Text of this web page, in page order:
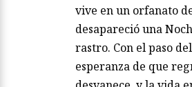
vive en un orfanato
desapareció una
rastro. Con el paso
esperanza de que